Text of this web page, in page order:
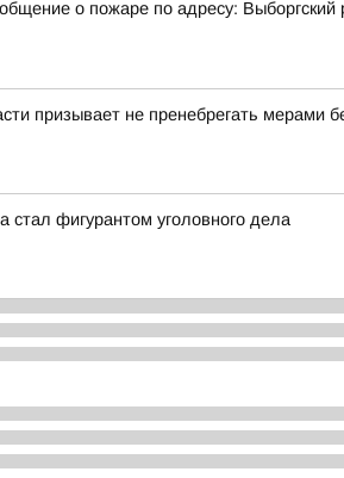
о пожаре по адресу:
призывает не пренебрегать мерами
фигурантом уголовного дела